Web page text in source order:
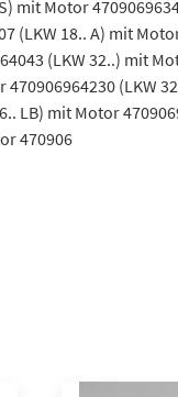
mit Motor
(LKW 18.. A) mit
(LKW 32..) mit
(LKW
LB) mit Motor
470906